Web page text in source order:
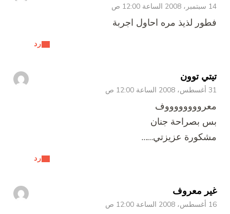
14 سبتمبر، 2008 الساعة 12:00 ص
رد
فطور لذيذ مره احاول اجربة
تيتي توون
31 أغسطس، 2008 الساعة 12:00 ص
رد
معرووووووووف
بس بصراحة جنان
مشكورة عزيزتي……
غير معروف
16 أغسطس، 2008 الساعة 12:00 ص